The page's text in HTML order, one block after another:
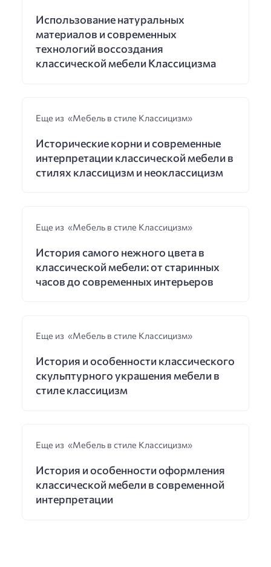
Использование натуральных
материалов и современных
технологий воссоздания
классической мебели Классицизма
Еще из «Мебель в стиле Классицизм»
Исторические корни и современные
интерпретации классической мебели в
стилях классицизм и неоклассицизм
Еще из «Мебель в стиле Классицизм»
История самого нежного цвета в
классической мебели: от старинных
часов до современных интерьеров
Еще из «Мебель в стиле Классицизм»
История и особенности классического
скульптурного украшения мебели в
стиле классицизм
Еще из «Мебель в стиле Классицизм»
История и особенности оформления
классической мебели в современной
интерпретации